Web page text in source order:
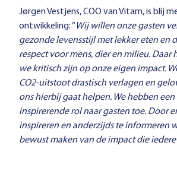
Jørgen Vestjens, COO van Vitam, is blij
ontwikkeling: “ Wij willen onze gasten
gezonde levensstijl met lekker eten en
respect voor mens, dier en milieu. Daar
we kritisch zijn op onze eigen impact.
CO2-uitstoot drastisch verlagen en
ons hierbij gaat helpen. We hebben
inspirerende rol naar gasten toe. Door
inspireren en anderzijds te informeren
bewust maken van de impact die